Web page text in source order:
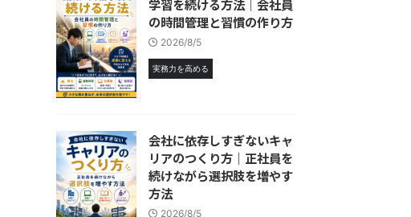
学習を続ける方法｜会社員
の時間管理と習慣の作り方
2026/8/5
実務力を高める
会社に依存しすぎないキャ
リアのつくり方｜正社員を
続けながら選択肢を増やす
方法
2026/8/5